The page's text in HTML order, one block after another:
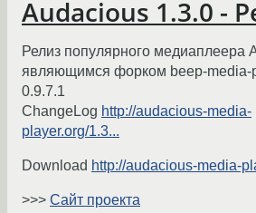
Audacious 1.3.0 -
Релиз популярного медиаплеера
являющимся форком beep-media-
0.9.7.1
ChangeLog http://audacious-media-
player.org/1.3...
Download http://audacious-media-
>>> Сайт проекта